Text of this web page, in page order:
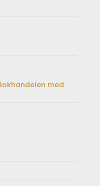
med